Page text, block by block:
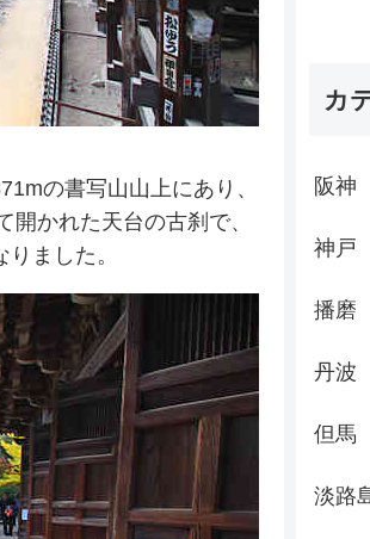
の書写山山上にあり、
かれた天台の古刹で、
ました。
カ
阪神
神戸
播磨
丹波
但馬
淡路